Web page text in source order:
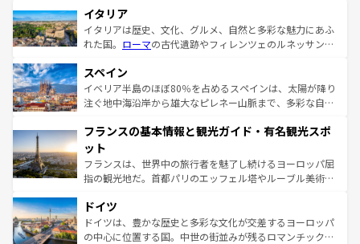
イタリア
イタリアは歴史、文化、グルメ、自然と多彩な魅力にあふ
れた国。 ローマの古代遺跡やフィレンツェのルネッサンス
ろん、トスカーナの美しい田園風景やアマルフィ海岸の絶
景など、自然景観も見逃せない。観光の合間には、本場の
ピザやパスタなど、絶品のイタリア料理を堪能することも
ませてくれるイタリアで、忘れられない旅をしてみよう！
なお、新着のイタリア情報は
しい。
スペイン
イベリア半島のほぼ80％を占めるスペインは、太陽が降り
注ぐ地中海沿岸から雄大なピレネー山脈まで、多彩な自然
文化が根付くこの国では、情熱的なフラメンコ、熱気あふ
れる闘牛、そして美味しいタパスが生活の一部となってい
る。首都マドリードの洗練された雰囲気や、バルセロナの
アートに溢れた街角から、地方では古代ローマ遺跡や中世
せる。地方によって風土や気候が異なるスペインはその個
性で訪れる人を魅了する。 なお、新着のスペイン情報は コ
ンテンツ一覧を参照してほしい。
フランスの基本情報と観光ガイド・有名観光スポ
ット
フランスは、世界中の旅行者を魅了し続けるヨーロッパ屈
指の観光地だ。首都パリのエッフェル塔やルーブル美術館
で、幅広い魅力が詰まっている。華麗な宮殿、歴史的な大
聖堂、美しいビーチ、そして豊かな自然が、訪れる者を心
から魅了する。また、フランスは美食の国としても知ら
ドイツ
ドイツは、豊かな歴史と多彩な文化が交差するヨーロッパ
の中心に位置する国。中世の街並みが残るロマンチック街